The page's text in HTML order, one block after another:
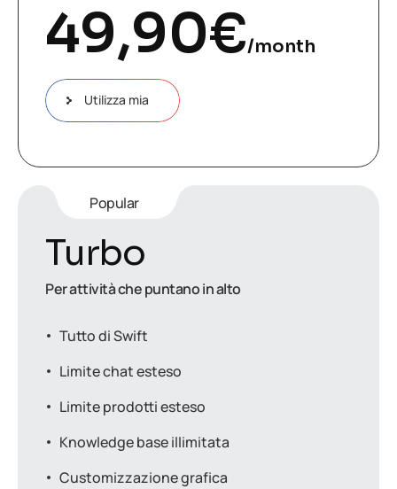
49,90€/month
Utilizza mia
Popular
Turbo
Per attività che puntano in alto
Tutto di Swift
Limite chat esteso
Limite prodotti esteso
Knowledge base illimitata
Customizzazione grafica